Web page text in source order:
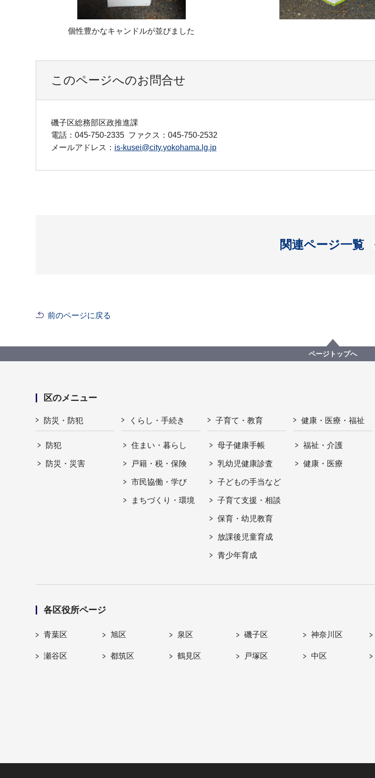
個性豊かなキャンドルが並びました
このページへのお問合せ
磯子区総務部区政推進課
電話：045-750-2335 ファクス：045-750-2532
メールアドレス： is-kusei@city.yokohama.lg.jp
関連ページ一覧
開く
前のページに戻る
ページトップへ
区のメニュー
防災・防犯
防犯
防災・災害
くらし・手続き
住まい・暮らし
戸籍・税・保険
市民協働・学び
まちづくり・環境
子育て・教育
母子健康手帳
乳幼児健康診査
子どもの手当など
子育て支援・相談
保育・幼児教育
放課後児童育成
青少年育成
健康・医療・福祉
福祉・介護
健康・医療
各区役所ページ
青葉区 旭区 泉区 磯子区 神奈川区
瀬谷区 都筑区 鶴見区 戸塚区 中区